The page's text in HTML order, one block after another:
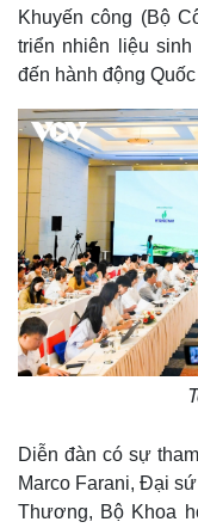
Khuyến công (Bộ
triển nhiên liệu
đến hành động Quốc
Diễn đàn có sự
Marco Farani, Đại
Thương, Bộ Khoa